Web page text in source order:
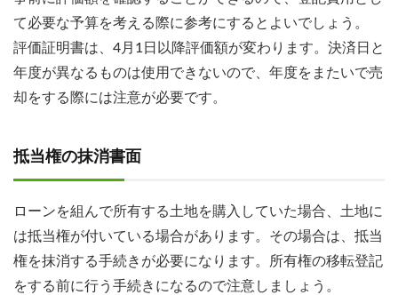
て必要な予算を考える際に参考にするとよいでしょう。
評価証明書は、4月1日以降評価額が変わります。決済日と
年度が異なるものは使用できないので、年度をまたいで売
却をする際には注意が必要です。
抵当権の抹消書面
ローンを組んで所有する土地を購入していた場合、土地に
は抵当権が付いている場合があります。その場合は、抵当
権を抹消する手続きが必要になります。所有権の移転登記
をする前に行う手続きになるので注意しましょう。